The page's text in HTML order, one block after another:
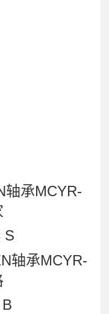
轴承MCYR-
S
轴承MCYR-